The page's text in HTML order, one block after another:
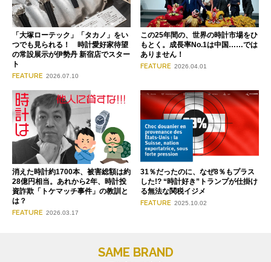
「大塚ローテック」「タカノ」をい
つでも見られる！ 時計愛好家待望
の常設展示が伊勢丹 新宿店でスター
ト
FEATURE 2026.07.10
この25年間の、世界の時計市場をひ
もとく。成長率No.1は中国……では
ありません！
FEATURE 2026.04.01
消えた時計約1700本、被害総額は約
28億円相当。あれから2年、時計投
資詐欺「トケマッチ事件」の教訓と
は？
FEATURE 2026.03.17
31％だったのに、なぜ8％もプラス
した!? “時計好き”トランプが仕掛け
る無法な関税イジメ
FEATURE 2025.10.02
SAME BRAND